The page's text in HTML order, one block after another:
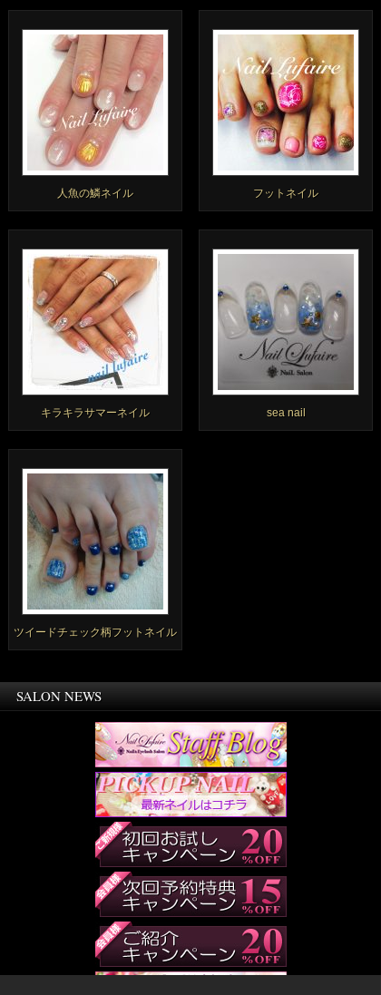
人魚の鱗ネイル フットネイル
キラキラサマーネイル sea nail
ツイードチェック柄フットネイル
SALON NEWS